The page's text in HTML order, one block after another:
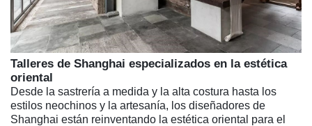
Talleres de Shanghai especializados en la estética
oriental
Desde la sastrería a medida y la alta costura hasta los
estilos neochinos y la artesanía, los diseñadores de
Shanghai están reinventando la estética oriental para el